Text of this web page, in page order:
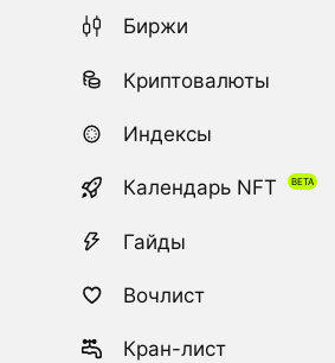
Биржи
Криптовалюты
Индексы
Календарь NFT
Гайды
Вочлист
Кран-лист